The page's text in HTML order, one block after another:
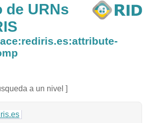
de URNs
a un nivel ]